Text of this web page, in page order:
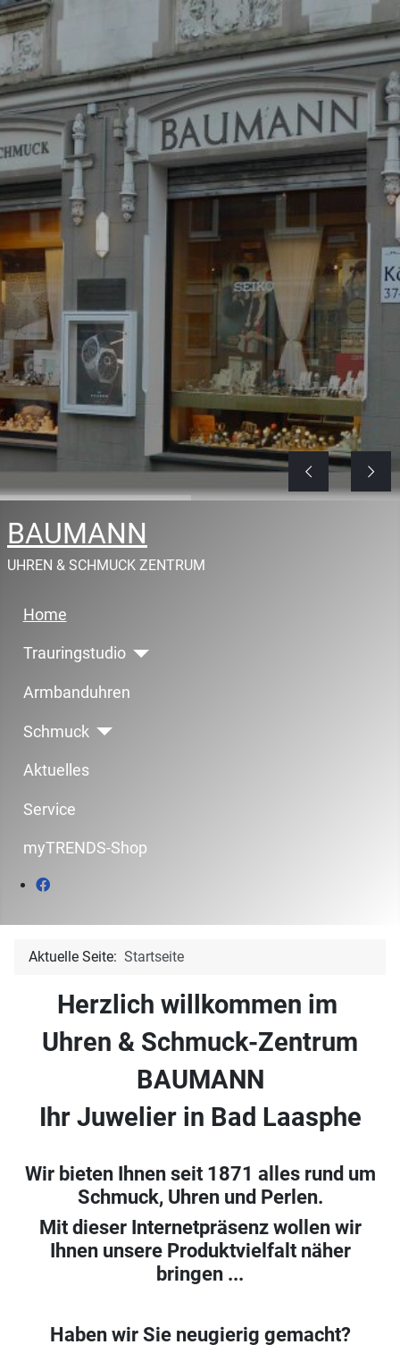
BAUMANN
UHREN & SCHMUCK ZENTRUM
Home
Trauringstudio
Armbanduhren
Schmuck
Aktuelles
Service
myTRENDS-Shop
Aktuelle Seite: Startseite
Herzlich willkommen im
Uhren & Schmuck-Zentrum
BAUMANN
Ihr Juwelier in Bad Laasphe
Wir bieten Ihnen seit 1871 alles rund um
Schmuck, Uhren und Perlen.
Mit dieser Internetpräsenz wollen wir
Ihnen unsere Produktvielfalt näher
bringen ...
Haben wir Sie neugierig gemacht?